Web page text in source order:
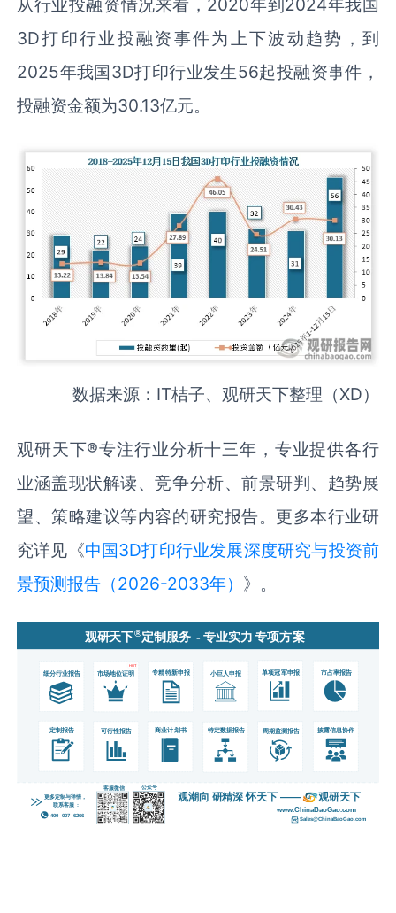
从行业投融资情况来看，2020年到2024年我国
3D打印行业投融资事件为上下波动趋势，到
2025年我国3D打印行业发生56起投融资事件，
投融资金额为30.13亿元。
数据来源：IT桔子、观研天下整理（XD）
观研天下®专注行业分析十三年，专业提供各行
业涵盖现状解读、竞争分析、前景研判、趋势展
望、策略建议等内容的研究报告。更多本行业研
究详见《中国3D打印行业发展深度研究与投资前
景预测报告（2026-2033年） 》。